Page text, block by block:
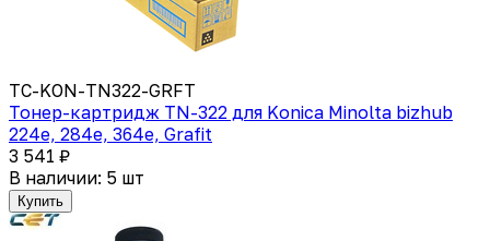
TC-KON-TN322-GRFT
Тонер-картридж TN-322 для Konica Minolta bizhub
224e, 284e, 364e, Grafit
3 541 ₽
В наличии: 5 шт
Купить